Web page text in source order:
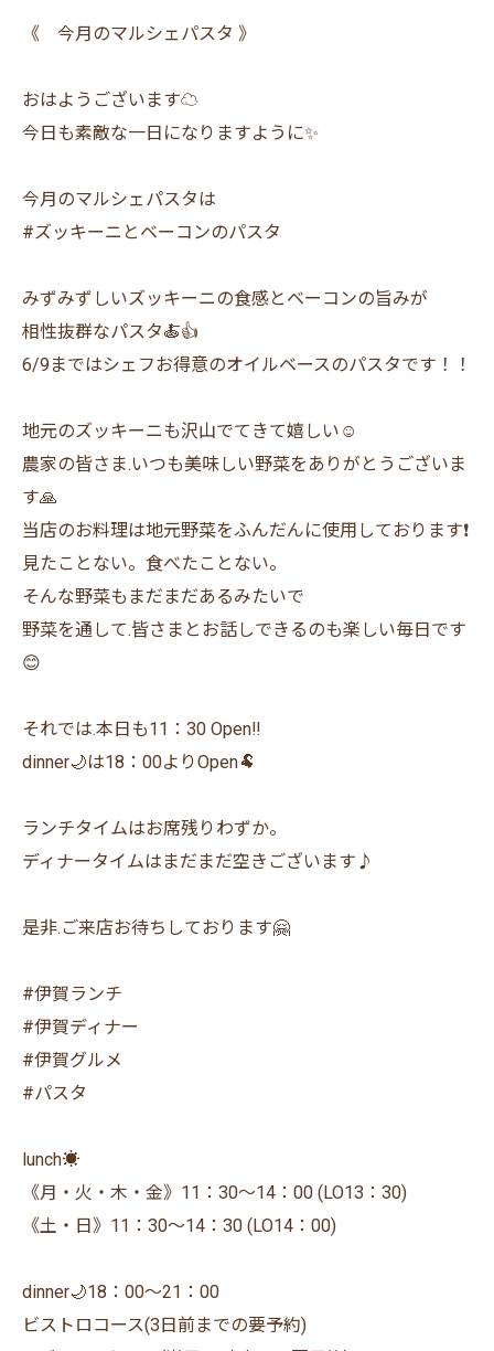
《 今月のマルシェパスタ 》
おはようございます☁️
今日も素敵な一日になりますように✨
今月のマルシェパスタは
#ズッキーニとベーコンのパスタ
みずみずしいズッキーニの食感とベーコンの旨みが
相性抜群なパスタ🍝👍
6/9まではシェフお得意のオイルベースのパスタです！！
地元のズッキーニも沢山でてきて嬉しい☺️
農家の皆さま.いつも美味しい野菜をありがとうございま
す🙏
当店のお料理は地元野菜をふんだんに使用しております❗️
見たことない。食べたことない。
そんな野菜もまだまだあるみたいで
野菜を通して.皆さまとお話しできるのも楽しい毎日です
😊
それでは.本日も11：30 Open‼️
dinner🌙は18：00よりOpen🐏
ランチタイムはお席残りわずか。
ディナータイムはまだまだ空きございます♪
是非.ご来店お待ちしております🤗
#伊賀ランチ
#伊賀ディナー
#伊賀グルメ
#パスタ
lunch☀️
《月・火・木・金》11：30〜14：00 (LO13：30)
《土・日》11：30〜14：30 (LO14：00)
dinner🌙18：00〜21：00
ビストロコース(3日前までの要予約)